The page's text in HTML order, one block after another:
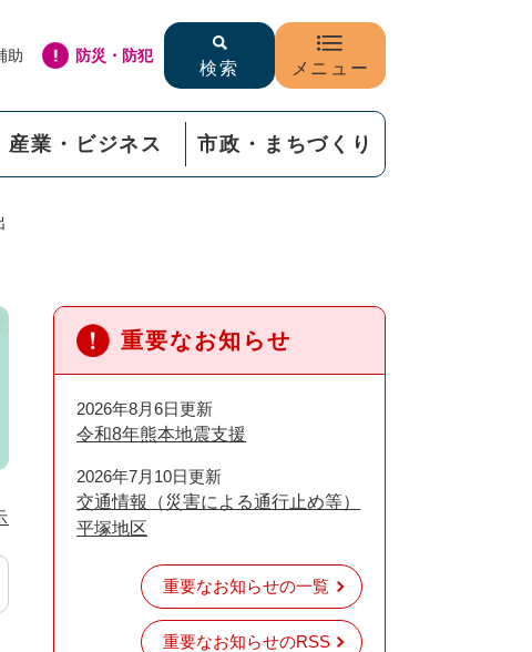
助 防災・防犯
検索 メニュー
産業・ビジネス 市政・まちづくり
重要なお知らせ
2026年8月6日更新
令和8年熊本地震支援
2026年7月10日更新
交通情報（災害による通行止め等）
平塚地区
重要なお知らせの一覧
重要なお知らせのRSS